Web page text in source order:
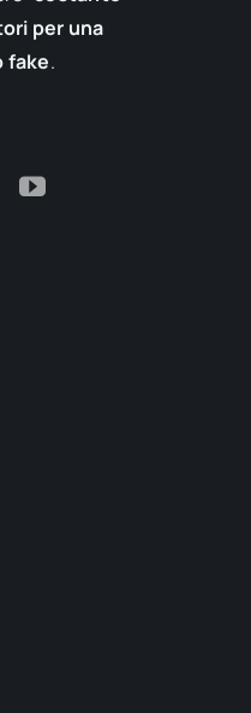
per una
fake.